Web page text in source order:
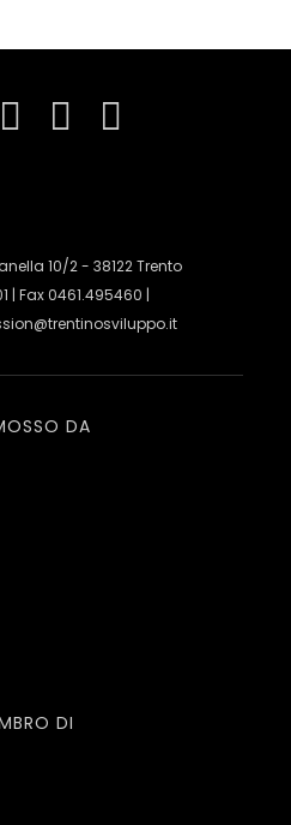
10/2 - 38122 Trento
| Fax 0461.495460 |
DA
DI